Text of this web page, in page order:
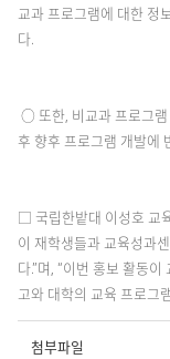
교과 프로그램에 대한 정
다.
○ 또한, 비교과 프로그램
후 향후 프로그램 개발에
□ 국립한밭대 이성호 교
이 재학생들과 교육성과
다.”며, “이번 홍보 활동
고와 대학의 교육 프로그
첨부파일